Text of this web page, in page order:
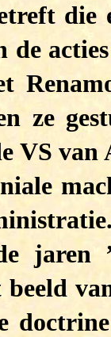
de
ze
VS van
jaren